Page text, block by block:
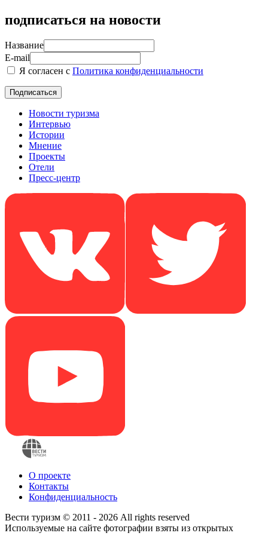
подписаться на новости
Название
E-mail
Я согласен с Политика конфиденциальности
Новости туризма
Интервью
Истории
Мнение
Проекты
Отели
Пресс-центр
О проекте
Контакты
Конфиденциальность
Вести туризм © 2011 - 2026 All rights reserved
Используемые на сайте фотографии взяты из открытых